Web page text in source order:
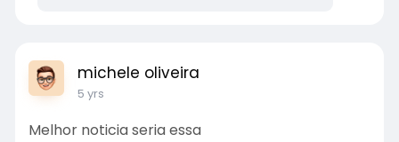
michele oliveira
5 yrs
Melhor noticia seria essa